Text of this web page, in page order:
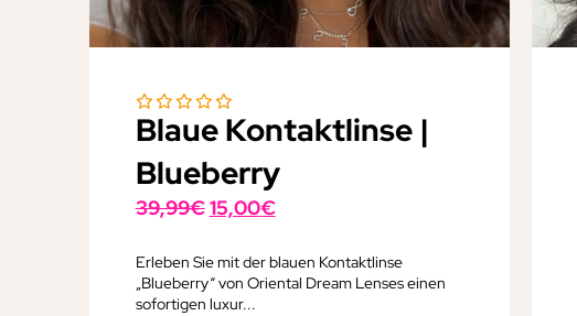
Blaue Kontaktlinse |
Blueberry
39,99€Ursprünglicher
war:
39,99€
15,00€Aktueller
ist:
15,00€.
Erleben Sie mit der blauen Kontaktlinse
„Blueberry“ von Oriental Dream Lenses einen
sofortigen luxur...